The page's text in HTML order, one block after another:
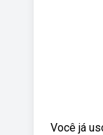
Você já